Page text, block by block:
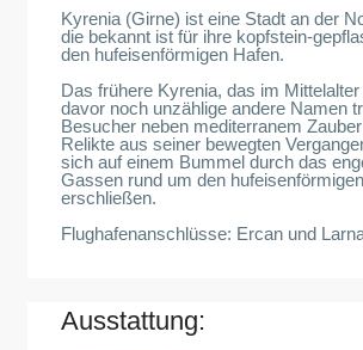
Kyrenia (Girne) ist eine Stadt an der
die bekannt ist für ihre kopfstein-
den hufeisenförmigen Hafen.
Das frühere Kyrenia, das im
davor noch unzählige andere Namen
Besucher neben mediterranem
Relikte aus seiner bewegten
sich auf einem Bummel durch das
Gassen rund um den
erschließen.
Flughafenanschlüsse: Ercan und
Ausstattung: